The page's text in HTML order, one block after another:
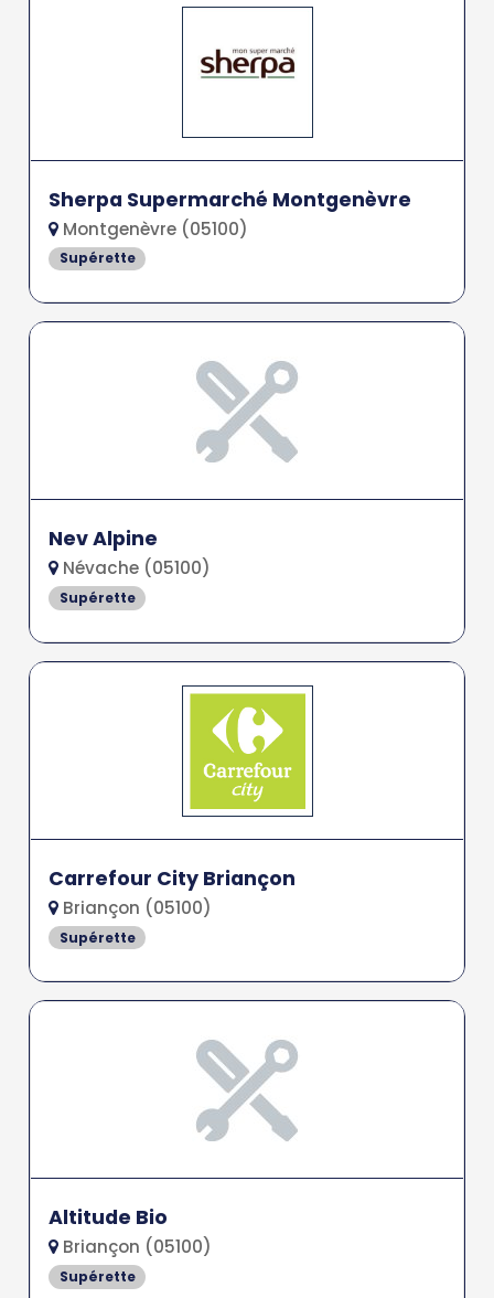
Sherpa Supermarché Montgenèvre
Montgenèvre (05100)
Supérette
Nev Alpine
Névache (05100)
Supérette
Carrefour City Briançon
Briançon (05100)
Supérette
Altitude Bio
Briançon (05100)
Supérette